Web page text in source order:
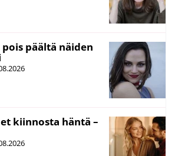
päältä näiden
kiinnosta häntä –